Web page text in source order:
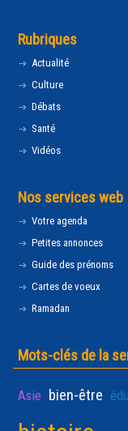
Rubriques
Actualité
Culture
Débats
Santé
Vidéos
Nos services web
Votre agenda
Petites annonces
Guide des prénoms
Cartes de voeux
Ramadan
Mots-clés de la
Asie bien-être